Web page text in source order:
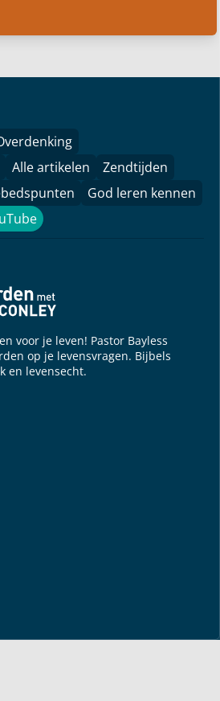
Alle artikelen
Zendtijden
God leren kennen
YouTube
voor je leven! Pastor Bayless
op je levensvragen. Bijbels
en levensecht.